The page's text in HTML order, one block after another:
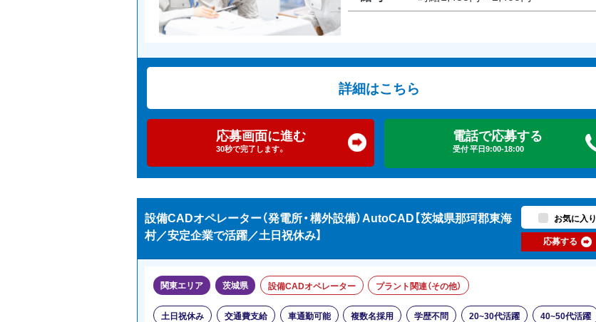
詳細はこちら
応募画面に進む
30秒で完了します。
電話で応募する
受付 平日9:00-18:00
設備CADオペレーター（発電所・構外設備）AutoCAD【茨城県那珂郡東海
村／安定企業で活躍／土日祝休み】
お気に入り
応募する
関東エリア 茨城県 設備CADオペレーター プラント関連（その他）
土日祝休み 交通費支給 車通勤可能 複数名採用 学歴不問 20~30代活躍 40~50代活躍